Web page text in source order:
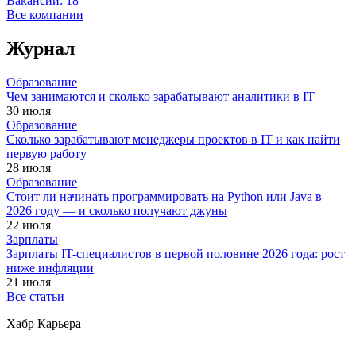
Все компании
Журнал
Образование
Чем занимаются и сколько зарабатывают аналитики в IT
30 июля
Образование
Сколько зарабатывают менеджеры проектов в IT и как найти
первую работу
28 июля
Образование
Стоит ли начинать программировать на Python или Java в
2026 году — и сколько получают джуны
22 июля
Зарплаты
Зарплаты IT-специалистов в первой половине 2026 года: рост
ниже инфляции
21 июля
Все статьи
Хабр Карьера